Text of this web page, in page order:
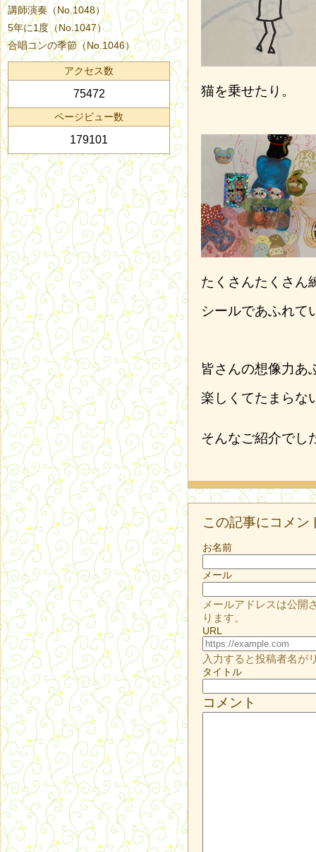
猫を乗せたり。
たくさんたくさん
シールであふれて
皆さんの想像力あ
楽しくてたまらな
そんなご紹介でし
この記事にコメン
お名前
メール
メールアドレスは公開
ります。
URL
入力すると投稿者名が
タイトル
コメント
講師演奏（No.1048）
5年に1度（No.1047）
合唱コンの季節（No.1046）
アクセス数
75472
ページビュー数
179101